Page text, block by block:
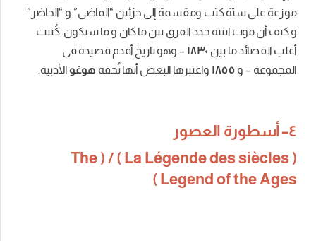
كتبومقسمةإلىجزئين“الماضى” و“الحاضر”
ابنتهحدد الفرقبينما كان وما سيكون.كُتبت
بين١٨٣٠–وهوتاريخ أقدم قصيدةفى
١٨٥٥واعتبرهاالبعضأنهاتُحفة هوغو الأدبية.
العصور
La Légende des siècles ) / ( The
Legend of
)